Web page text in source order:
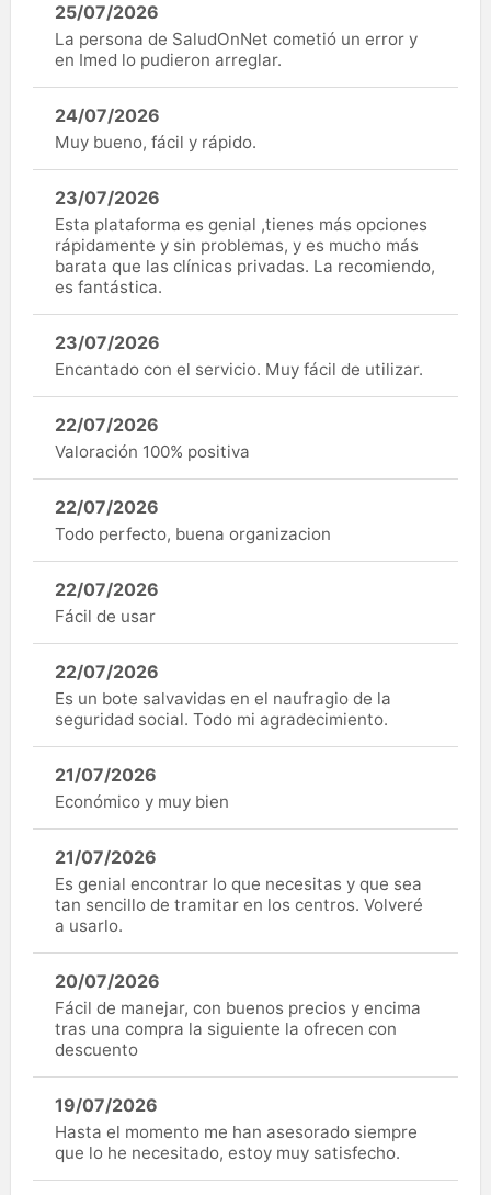
25/07/2026
La persona de SaludOnNet cometió un error y
en Imed lo pudieron arreglar.
24/07/2026
Muy bueno, fácil y rápido.
23/07/2026
Esta plataforma es genial ,tienes más opciones
rápidamente y sin problemas, y es mucho más
barata que las clínicas privadas. La recomiendo,
es fantástica.
23/07/2026
Encantado con el servicio. Muy fácil de utilizar.
22/07/2026
Valoración 100% positiva
22/07/2026
Todo perfecto, buena organizacion
22/07/2026
Fácil de usar
22/07/2026
Es un bote salvavidas en el naufragio de la
seguridad social. Todo mi agradecimiento.
21/07/2026
Económico y muy bien
21/07/2026
Es genial encontrar lo que necesitas y que sea
tan sencillo de tramitar en los centros. Volveré
a usarlo.
20/07/2026
Fácil de manejar, con buenos precios y encima
tras una compra la siguiente la ofrecen con
descuento
19/07/2026
Hasta el momento me han asesorado siempre
que lo he necesitado, estoy muy satisfecho.